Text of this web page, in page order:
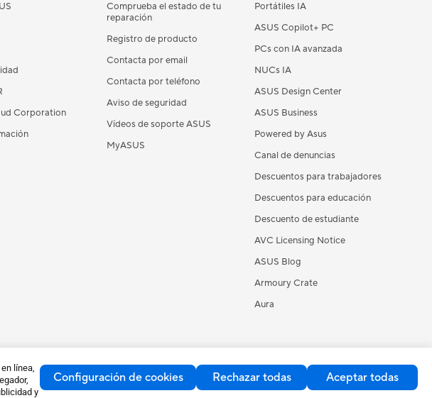
línea,
y
Configuración de cookies Rechazar todas Aceptar todas
Corporation
Comprueba el estado de tu
reparación
Registro de producto
Contacta por email
Contacta por teléfono
Aviso de seguridad
Vídeos de soporte ASUS
MyASUS
Portátiles IA
ASUS Copilot+ PC
PCs con IA avanzada
NUCs IA
ASUS Design Center
ASUS Business
Powered by Asus
Canal de denuncias
Descuentos para trabajadores
Descuentos para educación
Descuento de estudiante
AVC Licensing Notice
ASUS Blog
Armoury Crate
Aura